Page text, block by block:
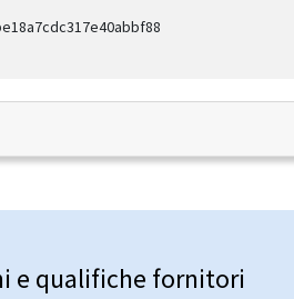
e qualifiche fornitori